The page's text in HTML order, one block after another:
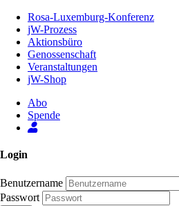
Inhalt
Seite
Rosa-Luxemburg-Konferenz
jW-Prozess
Aktionsbüro
Genossenschaft
Veranstaltungen
jW-Shop
Abo
Spende
Login
Benutzername
Passwort